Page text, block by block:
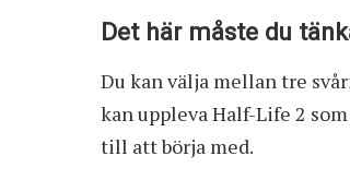
Det här måste du
Du kan välja mellan tre
kan uppleva Half-Life 2
till att börja med.